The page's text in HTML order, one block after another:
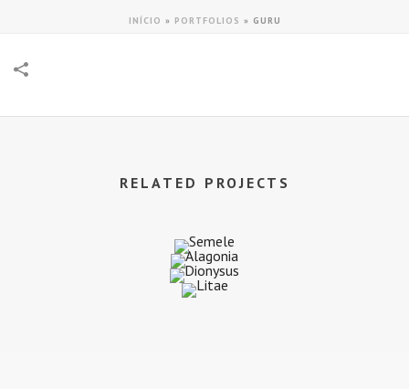
INÍCIO » PORTFOLIOS » GURU
RELATED PROJECTS